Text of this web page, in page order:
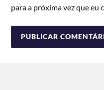
para a próxima vez que eu